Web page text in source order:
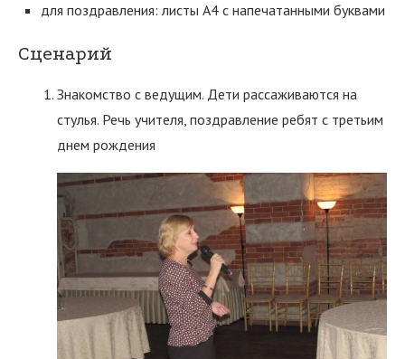
для поздравления: листы А4 с напечатанными буквами
Сценарий
Знакомство с ведущим. Дети рассаживаются на
стулья. Речь учителя, поздравление ребят с третьим
днем рождения